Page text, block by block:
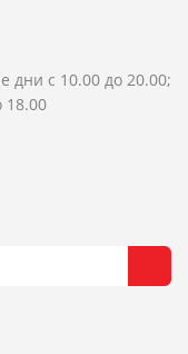
дни с 10.00 до 20.00;
18.00